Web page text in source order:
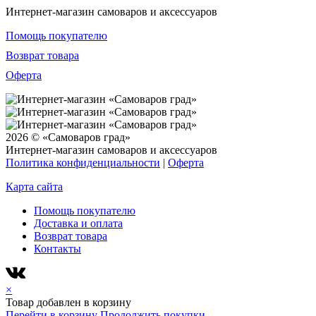
Интернет-магазин самоваров и аксессуаров
Помощь покупателю
Возврат товара
Оферта
2026 © «Самоваров град»
Интернет-магазин самоваров и аксессуаров
Политика конфиденциальности | Оферта
Карта сайта
Помощь покупателю
Доставка и оплата
Возврат товара
Контакты
×
Товар добавлен в корзину